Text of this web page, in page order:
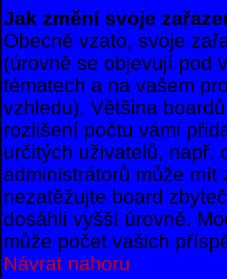
Jak změní svoje
Obecně vzato, svoje
(úrovně se objevují pod
tématech a na vašem
vzhledu). Většina
rozlišení počtu vámi
určitých uživatelů, např.
administrátorů může
nezatěžujte board
dosáhli vyšší úrovně.
může počet vašich
Návrat nahoru